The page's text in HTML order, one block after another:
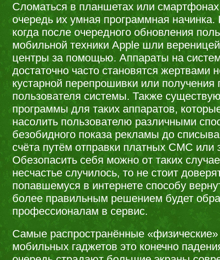
Сломаться в планшетах или
очередь их умная программная начинка.
когда после очередного обновления
мобильной техники Apple шли
центры за помощью. Аппараты на
достаточно часто становятся жертвами
кустарной перепрошивки или получения
пользователя системы. Также
программы для таких аппаратов,
насолить пользователю различными
безобидного показа рекламы до
счёта путём отправки платных СМС или
Обезопасить себя можно от таких
несчастье случилось, то не стоит
попавшемуся в интернете способу
более правильным решением будет
профессионалам в сервис.
Самые распространённые
мобильных гаджетов это конечно